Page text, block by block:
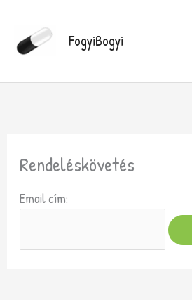
content
FogyiBogyi
Rendeléskövetés
Email cím: